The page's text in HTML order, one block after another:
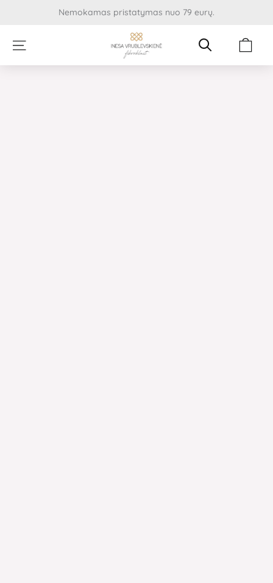
Nemokamas pristatymas nuo 79 eurų.
Cart